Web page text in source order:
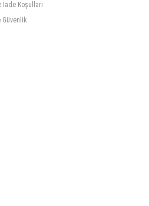
İade Koşulları